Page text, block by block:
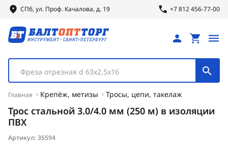
СПб, ул. Проф. Качалова, д. 19 +7 812 456-77-00
Фреза отрезная d 63х2,5х16
Главная Крепёж, метизы Тросы, цепи, такелаж
Трос стальной 3.0/4.0 мм (250 м) в изоляции
ПВХ
Артикул: 35594